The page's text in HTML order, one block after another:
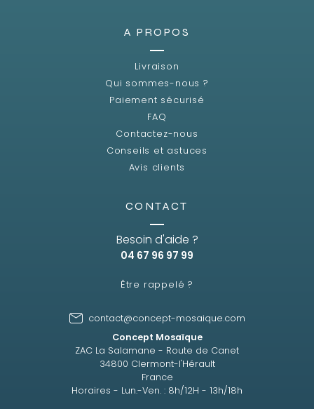
A PROPOS
Livraison
Qui sommes-nous ?
Paiement sécurisé
FAQ
Contactez-nous
Conseils et astuces
Avis clients
CONTACT
Besoin d'aide ?
04 67 96 97 99
Être rappelé ?
contact@concept-mosaique.com
Concept Mosaïque
ZAC La Salamane - Route de Canet
34800 Clermont-l'Hérault
France
Horaires - Lun.-Ven. : 8h/12H - 13h/18h